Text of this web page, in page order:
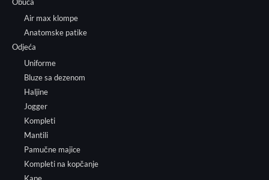
Air max klompe
Anatomske patike
Odjeća
Uniforme
Bluze sa dezenom
Haljine
Jogger
Kompleti
Mantili
Pamučne majice
Kompleti na kopčanje